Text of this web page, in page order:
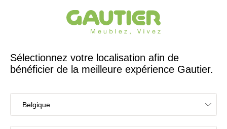
Créateur et fabricant français depuis 65 ans
Accueil Hommage - Dominique Soulard, “Gautier, toute ma vie”